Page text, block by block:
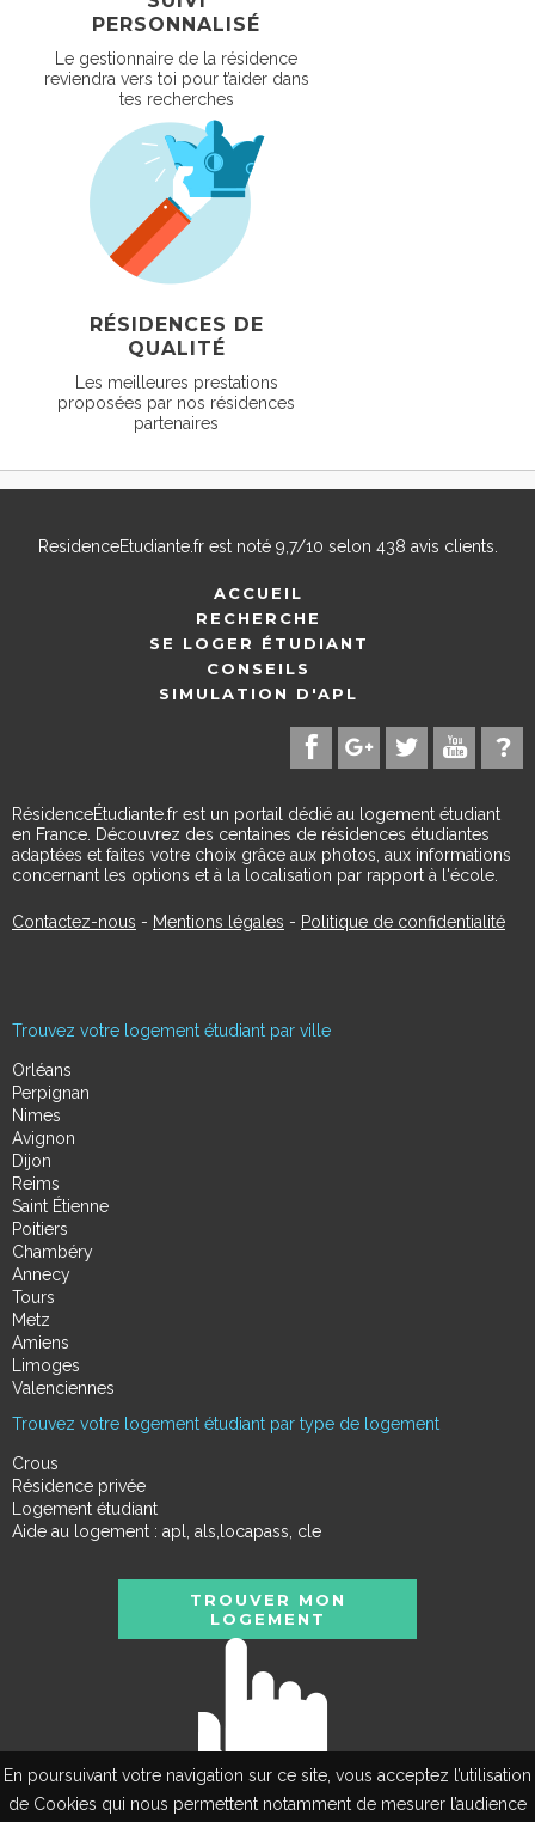
En poursuivant votre navigation sur ce site, vous acceptez l’utilisation
de Cookies qui nous permettent notamment de mesurer l’audience
PERSONNALISÉ
Le gestionnaire de la résidence
reviendra vers toi pour t’aider dans
tes recherches
RÉSIDENCES DE
QUALITÉ
Les meilleures prestations
proposées par nos résidences
partenaires
ResidenceEtudiante.frest noté 9,7/10 selon 438 avis clients.
ACCUEIL
RECHERCHE
SE LOGER ÉTUDIANT
CONSEILS
SIMULATION D'APL
RésidenceÉtudiante.fr est un portail dédié au logement étudiant
en France. Découvrez des centaines de résidences étudiantes
adaptées et faites votre choix grâce aux photos, aux informations
concernant les options et à la localisation par rapport à l'école.
Contactez-nous - Mentions légales - Politique de confidentialité
Trouvez votre logement étudiant par ville
Orléans
Perpignan
Nimes
Avignon
Dijon
Reims
Saint Étienne
Poitiers
Chambéry
Annecy
Tours
Metz
Amiens
Limoges
Valenciennes
Trouvez votre logement étudiant par type de logement
Crous
Résidence privée
Logement étudiant
Aide au logement : apl, als,locapass, cle
TROUVER MON
LOGEMENT